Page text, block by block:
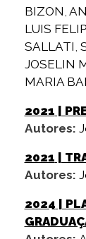
BIZON,
LUIS
SALLATI,
JOSELIN
MARIA
2021 |
Autores:
2021 |
Autores:
2024 |